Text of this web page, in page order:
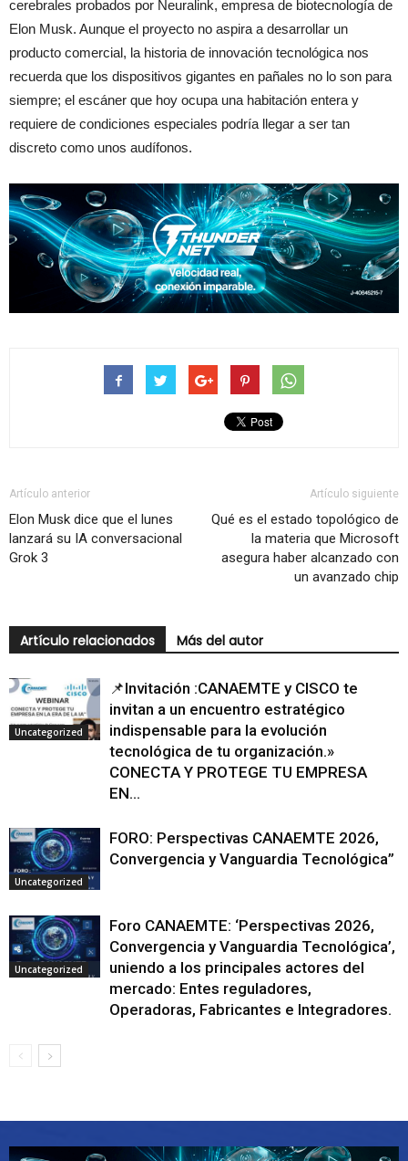
cerebrales probados por Neuralink, empresa de biotecnología de
Elon Musk. Aunque el proyecto no aspira a desarrollar un
producto comercial, la historia de innovación tecnológica nos
recuerda que los dispositivos gigantes en pañales no lo son para
siempre; el escáner que hoy ocupa una habitación entera y
requiere de condiciones especiales podría llegar a ser tan
discreto como unos audífonos.
Artículo anterior
Elon Musk dice que el lunes
lanzará su IA conversacional
Grok 3
Artículo siguiente
Qué es el estado topológico de
la materia que Microsoft
asegura haber alcanzado con
un avanzado chip
Artículo relacionados Más del autor
Uncategorized
📌Invitación :CANAEMTE y CISCO te
invitan a un encuentro estratégico
indispensable para la evolución
tecnológica de tu organización.»
CONECTA Y PROTEGE TU EMPRESA
EN...
Uncategorized
FORO: Perspectivas CANAEMTE 2026,
Convergencia y Vanguardia Tecnológica”
Uncategorized
Foro CANAEMTE: ‘Perspectivas 2026,
Convergencia y Vanguardia Tecnológica’,
uniendo a los principales actores del
mercado: Entes reguladores,
Operadoras, Fabricantes e Integradores.